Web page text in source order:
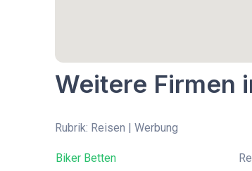
Weitere Firmen
Rubrik: Reisen | Werbung
Biker Betten